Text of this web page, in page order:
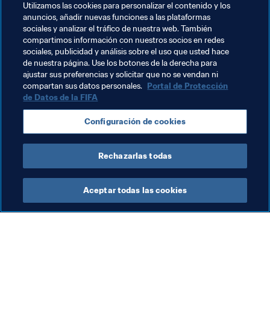
capaz de tomar el relevo a su espíritu de sacrificio,
unidad y amor, y también que nuestros esfuerzos sirvan
para que cada vez más chicas nos acompañen en este
deporte y se atrevan a brillar para perseguir sus sueños”,
concluye.
Temas relacionados
China PR
Utilizamos las cookies para personalizar el contenido y los
anuncios, añadir nuevas funciones a las plataformas
sociales y analizar el tráfico de nuestra web. También
compartimos información con nuestros socios en redes
sociales, publicidad y análisis sobre el uso que usted hace
de nuestra página. Use los botones de la derecha para
ajustar sus preferencias y solicitar que no se vendan ni
compartan sus datos personales. Portal de Protección
de Datos de la FIFA
Configuración de cookies
Rechazarlas todas
Aceptar todas las cookies